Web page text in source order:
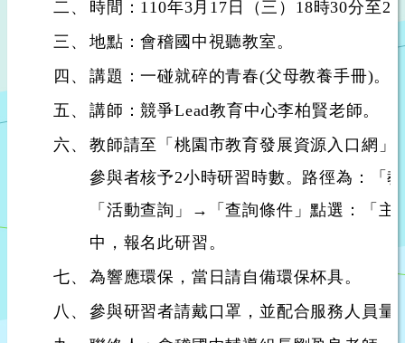
二、
時間：110年3月17日（三）18時30分至20
三、 地點：會稽國中視聽教室。
四、 講題：一碰就碎的青春(父母教養手冊)。
五、 講師：競爭Lead教育中心李柏賢老師。
六、 教師請至「桃園市教育發展資源入口網」
參與者核予2小時研習時數。路徑為：「
「活動查詢」→「查詢條件」點選：「主
中，報名此研習。
七、 為響應環保，當日請自備環保杯具。
八、 參與研習者請戴口罩，並配合服務人員量